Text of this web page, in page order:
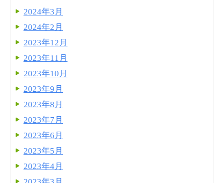
2024年3月
2024年2月
2023年12月
2023年11月
2023年10月
2023年9月
2023年8月
2023年7月
2023年6月
2023年5月
2023年4月